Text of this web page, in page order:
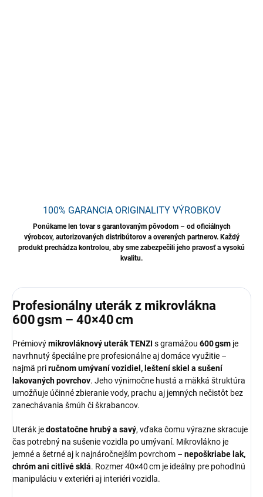
100% GARANCIA ORIGINALITY VÝROBKOV
Ponúkame len tovar s garantovaným pôvodom – od oficiálnych
výrobcov, autorizovaných distribútorov a overených partnerov. Každý
produkt prechádza kontrolou, aby sme zabezpečili jeho pravosť a vysokú
kvalitu.
Profesionálny uterák z mikrovlákna
600 gsm – 40×40 cm
Prémiovýmikrovláknový uterák TENZI s gramážou 600 gsm je
navrhnutý špeciálne pre profesionálne aj domáce využitie –
najmä priručnom umývaní vozidiel, leštení skiel a sušení
lakovaných povrchov. Jeho výnimočne hustá a mäkká štruktúra
umožňuje účinné zbieranie vody, prachu aj jemných nečistôt bez
zanechávania šmúh či škrabancov.
Uterák jedostatočne hrubý a savý, vďaka čomu výrazne skracuje
čas potrebný na sušenie vozidla po umývaní. Mikrovlákno je
jemné a šetrné aj k najnáročnejším povrchom – nepoškriabe lak,
chróm ani citlivé sklá. Rozmer 40×40 cm je ideálny pre pohodlnú
manipuláciu v exteriéri aj interiéri vozidla.